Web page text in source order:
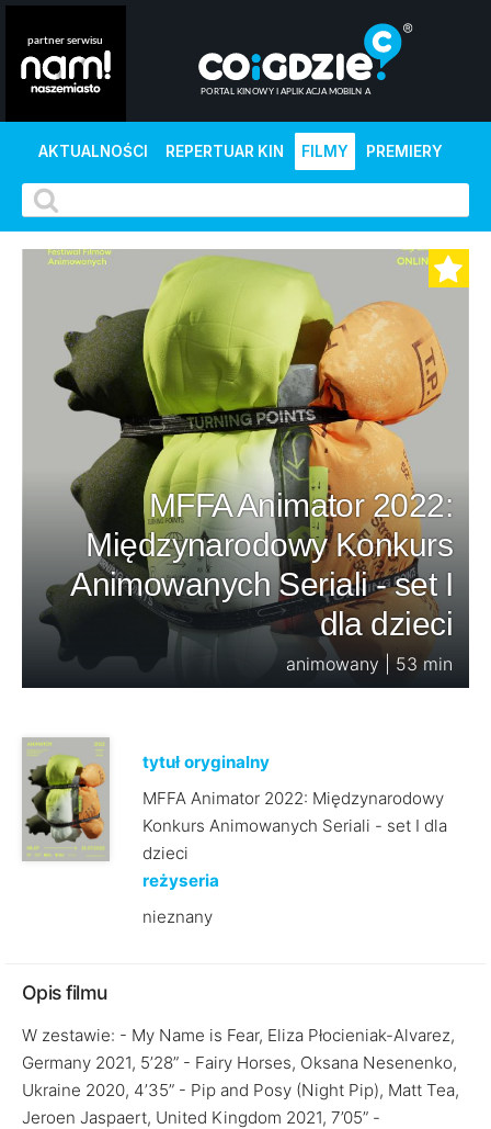
AKTUALNOŚCI REPERTUAR KIN FILMY PREMIERY
MFFA Animator 2022:
Międzynarodowy Konkurs
Animowanych Seriali - set I
dla dzieci
animowany | 53 min
tytuł oryginalny
MFFA Animator 2022: Międzynarodowy
Konkurs Animowanych Seriali - set I dla
dzieci
reżyseria
nieznany
Opis filmu
W zestawie: - My Name is Fear, Eliza Płocieniak-Alvarez,
Germany 2021, 5’28” - Fairy Horses, Oksana Nesenenko,
Ukraine 2020, 4’35” - Pip and Posy (Night Pip), Matt Tea,
Jeroen Jaspaert, United Kingdom 2021, 7’05” -